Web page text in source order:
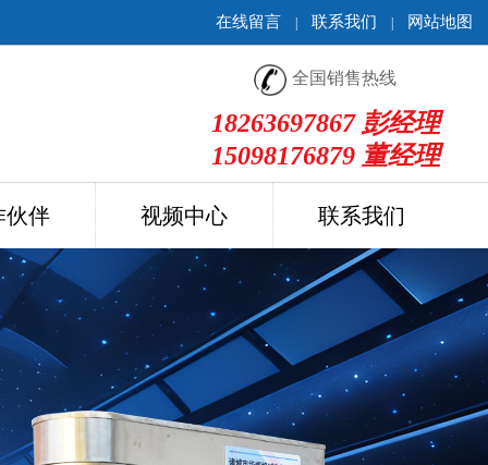
在线留言 联系我们 网站地图
全国销售热线
18263697867 彭经理
15098176879 董经理
伙伴 视频中心 联系我们